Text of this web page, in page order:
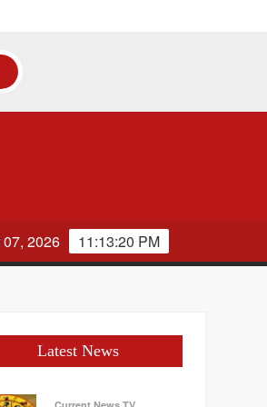
11:13:20 PM
07, 2026
Latest News